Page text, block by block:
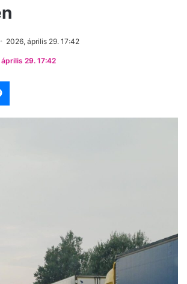
2026, április 29. 17:42
29. 17:42
Messenger